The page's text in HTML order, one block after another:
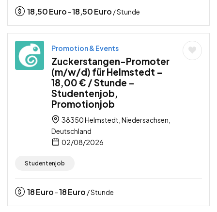
18,50Euro -18,50Euro / Stunde
Promotion & Events
Zuckerstangen-Promoter
(m/w/d) für Helmstedt –
18,00 € / Stunde –
Studentenjob,
Promotionjob
38350 Helmstedt, Niedersachsen,
Deutschland
02/08/2026
Studentenjob
18Euro -18Euro / Stunde